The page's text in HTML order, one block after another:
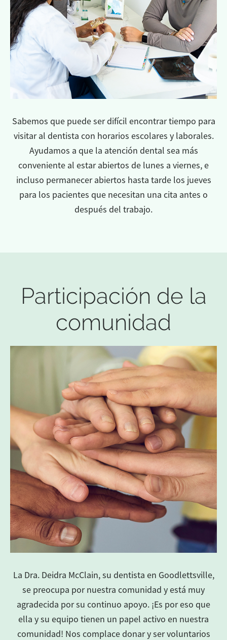
Sabemos que puede ser difícil encontrar tiempo para
visitar al dentista con horarios escolares y laborales.
Ayudamos a que la atención dental sea más
conveniente al estar abiertos de lunes a viernes, e
incluso permanecer abiertos hasta tarde los jueves
para los pacientes que necesitan una cita antes o
después del trabajo.
Participación de la
comunidad
La Dra. Deidra McClain, su dentista en Goodlettsville,
se preocupa por nuestra comunidad y está muy
agradecida por su continuo apoyo. ¡Es por eso que
ella y su equipo tienen un papel activo en nuestra
comunidad! Nos complace donar y ser voluntarios